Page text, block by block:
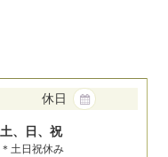
休日
土、日、祝
＊土日祝休み